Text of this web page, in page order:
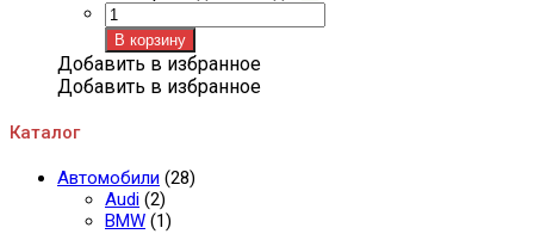
Количество
товара
Toyota
RAV4
В корзину
Добавить в избранное
Добавить в избранное
Каталог
Автомобили (28)
Audi (2)
BMW (1)